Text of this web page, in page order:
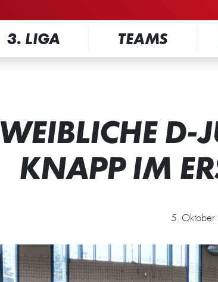
3. LIGA TEAMS
WEIBLICHE D-
KNAPP IM
5.